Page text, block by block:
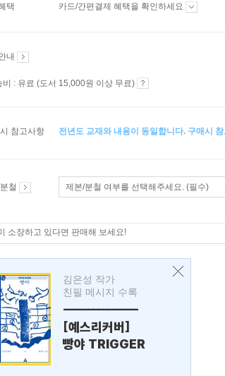
택 카드/간편결제 혜택을 확인하세요
내
비 : 유료 (도서 15,000원 이상 무료)
참고사항 전년도 교재와 내용이 동일합니다. 구매시
철 제본/분철 여부를 선택해주세요. (필수)
소장하고 있다면 판매해 보세요!
김은성 작가
친필 메시지 수록
---------------
[예스리커버]
빵야 TRIGGER